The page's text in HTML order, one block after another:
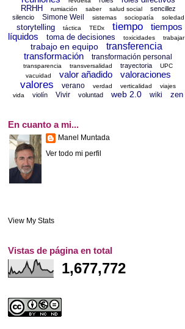
RRHH
rumiación saber salud social
sencillez
silencio
Simone Weil sistemas sociopatía soledad
storytelling táctica TEDx tiempo
tiempos
líquidos
toma de decisiones toxicidades trabajar
trabajo en equipo
transferencia
transformación
transformación personal
transparencia transversalidad trayectoria
UPC
vacuidad
valor añadido valoraciones
valores verano verdad verticalidad
viajes
vida
violín Vivir voluntad web 2.0 wiki zen
En cuanto a mi...
Manel Muntada
Ver todo mi perfil
View My Stats
Vistas de página en total
1,677,772